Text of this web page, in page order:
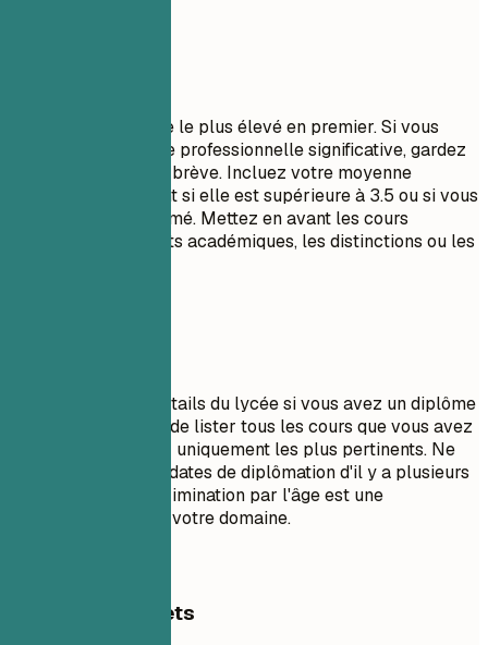
Listez votre diplôme le plus élevé en premier. Si vous
avez une expérience professionnelle significative, gardez
la section formation brève. Incluez votre moyenne
générale uniquement si elle est supérieure à 3.5 ou si vous
êtes un récent diplômé. Mettez en avant les cours
pertinents, les projets académiques, les distinctions ou les
N'incluez pas les détails du lycée si vous avez un diplôme
universitaire. Évitez de lister tous les cours que vous avez
suivis ; sélectionnez uniquement les plus pertinents. Ne
mentionnez pas les dates de diplômation d'il y a plusieurs
décennies si la discrimination par l'âge est une
préoccupation dans votre domaine.
Exemples concrets